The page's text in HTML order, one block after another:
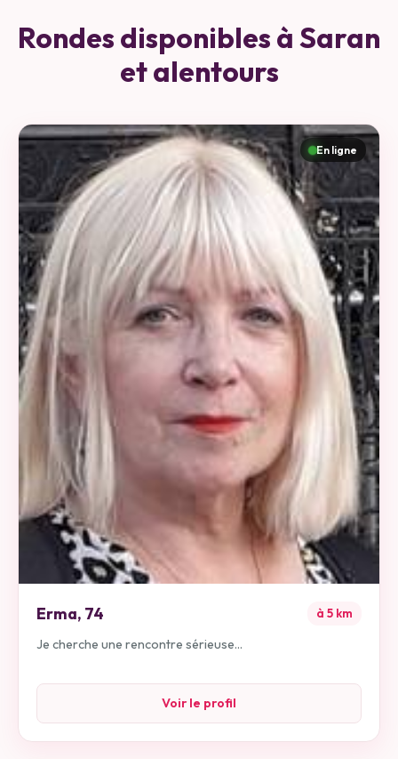
Rondes disponibles à Saran
et alentours
En ligne
Erma, 74 à 5 km
Je cherche une rencontre sérieuse...
Voir le profil